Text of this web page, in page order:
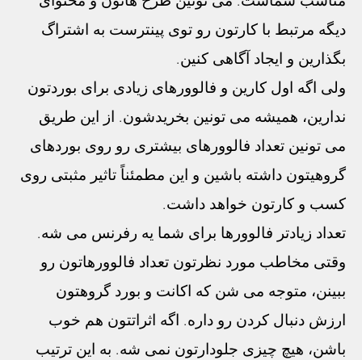
دیگه مرتبط با کارتون رو توی پینترست به اشتراگ
بگذارین و ایجاد آگاهی کنین.
ولی اگه اول کارین و فالوورهای زیادی برای بوردتون
ندارین، همیشه می تونین بخریدشون. از این طریق
می تونین تعداد فالوورهای بیشتری رو روی بوردهای
گروهیتون داشته باشین و این مطمئناً تاثیر مثبتی روی
کسب و کارتون خواهد داشت.
تعداد زیادتر فالوورها برای شما یه رفرنس می شه.
وقتی مخاطب مورد نظرتون تعداد فالوورهاتون رو
ببینن، متوجه می شن که اکانت و بورد گروهتون
ارزش دنبال کردن رو داره. اگه اثراتتون هم خوب
باشن، هیچ چیزی جلودارتون نمی شه. به این ترتیب